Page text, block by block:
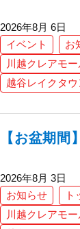
2026年8月 6日
イベント
お
川越クレアモ
越谷レイクタ
【お盆期
2026年8月 3日
お知らせ
ト
川越クレアモ